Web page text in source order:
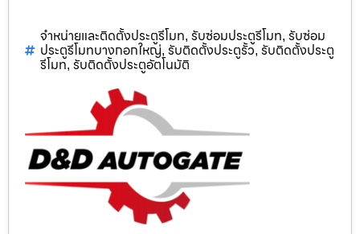
จำหน่ายและติดตั้งประตูรีโมท, รับซ่อมประตูรีโมท, รับซ่อม
ประตูรีโมทบางกอกใหญ่, รับติดตั้งประตูรั้ว, รับติดตั้งประตู
รีโมท, รับติดตั้งประตูอัตโนมัติ